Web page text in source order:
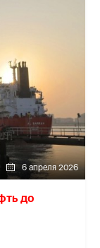
6 апреля 2026
до